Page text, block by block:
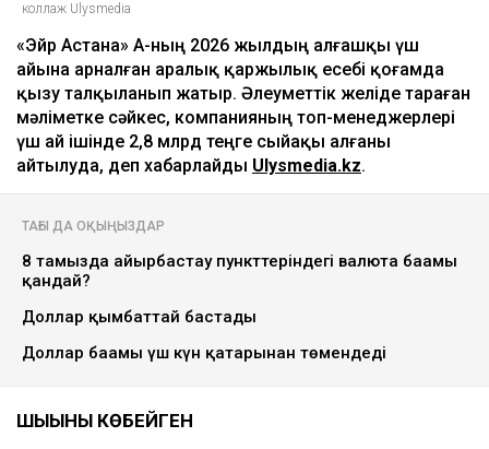
коллаж Ulysmedia
«Эйр Астана» АҚ-ның 2026 жылдың алғашқы үш
айына арналған аралық қаржылық есебі қоғамда
қызу талқыланып жатыр. Әлеуметтік желіде тараған
мәліметке сәйкес, компанияның топ-менеджерлері
үш ай ішінде 2,8 млрд теңге сыйақы алғаны
айтылуда, деп хабарлайды Ulysmedia.kz.
ТАҒЫ ДА ОҚЫҢЫЗДАР
8 тамызда айырбастау пункттеріндегі валюта бағамы
қандай?
Доллар қымбаттай бастады
Доллар бағамы үш күн қатарынан төмендеді
ШЫҒЫНЫ КӨБЕЙГЕН